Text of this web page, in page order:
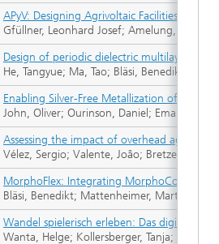
APyV: Designing Agrivoltaic Facilities
Gfüllner, Leonhard Josef; Amelung,
Design of periodic dielectric multilayer thin
He, Tangyue; Ma, Tao; Bläsi, Benedikt; Li,
Enabling Silver-Free Metallization of the
John, Oliver; Ourinson, Daniel; Emanuel,
Assessing the impact of overhead
Vélez, Sergio; Valente, João; Bretzel,
MorphoFlex: Integrating MorphoColor on
Bläsi, Benedikt; Mattenheimer, Martin;
Wandel spielerisch erleben: Das
Wanta, Helge; Kollersberger, Tanja; Zoll,